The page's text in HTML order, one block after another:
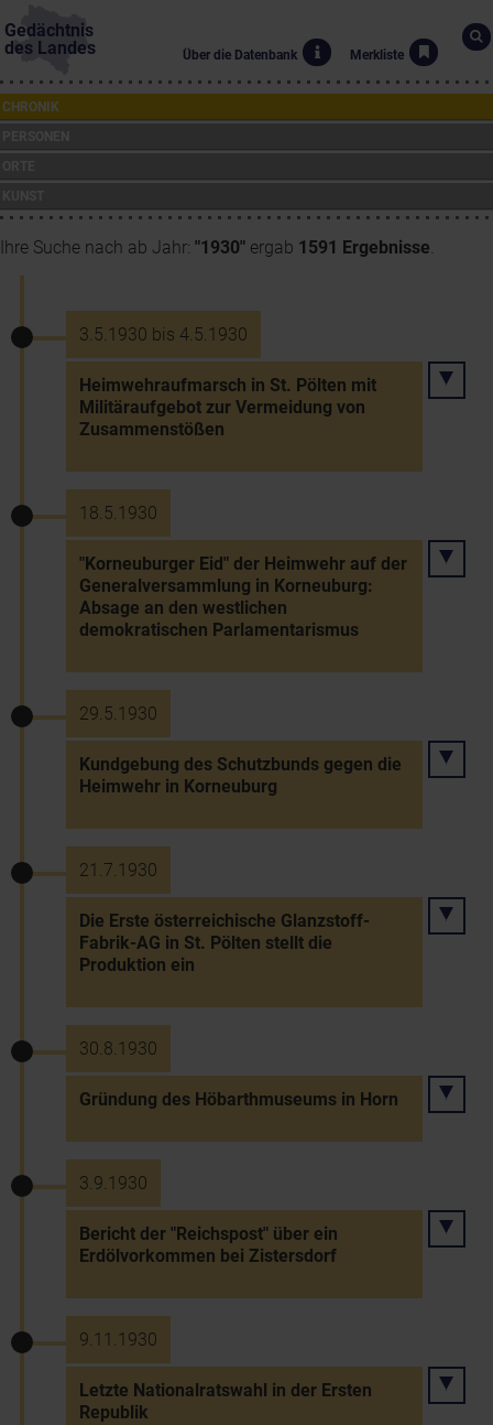
Gedächtnis
des Landes
Über die Datenbank Merkliste
CHRONIK
Ihre Suche nach ab Jahr: "1930" ergab 1591 Ergebnisse.
3.5.1930 bis 4.5.1930
Heimwehraufmarsch in St. Pölten mit
Militäraufgebot zur Vermeidung von
Zusammenstößen
18.5.1930
"Korneuburger Eid" der Heimwehr auf der
Generalversammlung in Korneuburg:
Absage an den westlichen
demokratischen Parlamentarismus
29.5.1930
Kundgebung des Schutzbunds gegen die
Heimwehr in Korneuburg
21.7.1930
Die Erste österreichische Glanzstoff-
Fabrik-AG in St. Pölten stellt die
Produktion ein
30.8.1930
Gründung des Höbarthmuseums in Horn
3.9.1930
Bericht der "Reichspost" über ein
Erdölvorkommen bei Zistersdorf
9.11.1930
Letzte Nationalratswahl in der Ersten
Republik